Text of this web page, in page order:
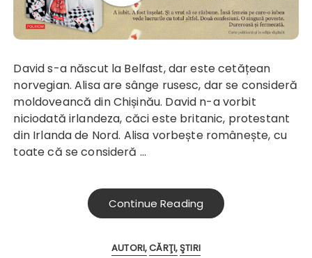
David s-a născut la Belfast, dar este cetățean
norvegian. Alisa are sânge rusesc, dar se consideră
moldoveancă din Chișinău. David n-a vorbit
niciodată irlandeza, căci este britanic, protestant
din Irlanda de Nord. Alisa vorbește românește, cu
toate că se consideră …
Continue Reading
AUTORI CĂRŢI ŞTIRI